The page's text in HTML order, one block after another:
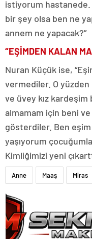
istiyorum
bir şey olsa ben ne
annem ne yapacak?”
“EŞİMDEN KALAN
Nuran Küçük ise,
vermediler. O
ve üvey kız
almamam için beni ve
gösterdiler. Ben
yaşıyorum
Kimliğimizi yeni
Anne Maaş Miras